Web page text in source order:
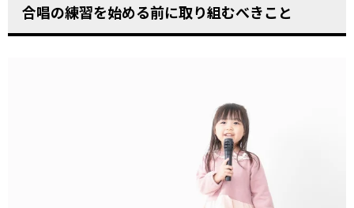
合唱の練習を始める前に取り組むべきこと